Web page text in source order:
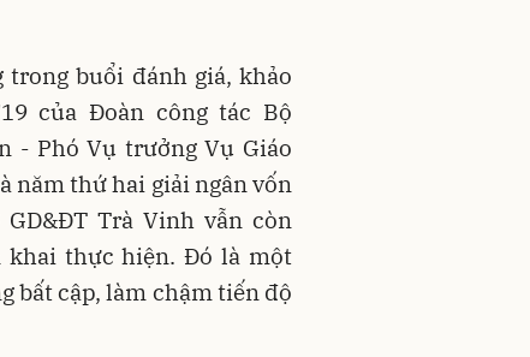
buổi đánh giá, khảo
của Đoàn công tác Bộ
- Phó Vụ trưởng Vụ Giáo
năm thứ hai giải ngân vốn
Trà Vinh vẫn còn
khai thực hiện. Đó là một
bất cập, làm chậm tiến độ